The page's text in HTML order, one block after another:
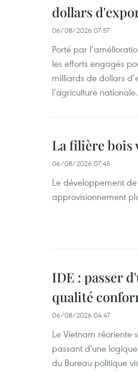
dollars
06/08/2026 07:57
Porté par
les efforts engagés
milliards de dollars
l’agriculture nationale.
La filière bois
06/08/2026 07:45
Le développement
approvisionnement
IDE : passer
qualité
06/08/2026 04:47
Le Vietnam réoriente
passant d'une
du Bureau politique